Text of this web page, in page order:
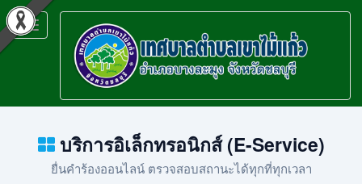
Toggle
navigation
บริการอิเล็กทรอนิกส์ (E-Service)
ยื่นคำร้องออนไลน์ ตรวจสอบสถานะได้ทุกที่ทุกเวลา